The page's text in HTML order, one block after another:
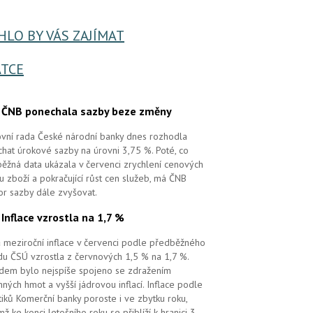
BY VÁS ZAJÍMAT
ČNB ponechala sazby beze změny
rada České národní banky dnes rozhodla
úrokové sazby na úrovni 3,75 %. Poté, co
data ukázala v červenci zrychlení cenových
zboží a pokračující růst cen služeb, má ČNB
sazby dále zvyšovat.
Inflace vzrostla na 1,7 %
meziroční inflace v červenci podle předběžného
ČSÚ vzrostla z červnových 1,5 % na 1,7 %.
bylo nejspíše spojeno se zdražením
hmot a vyšší jádrovou inflací. Inflace podle
Komerční banky poroste i ve zbytku roku,